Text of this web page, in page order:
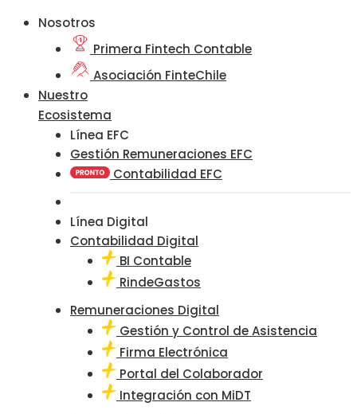
Nosotros
Primera Fintech Contable
Asociación FinteChile
Nuestro
Ecosistema
Línea EFC
Gestión Remuneraciones EFC
Contabilidad EFC
Línea Digital
Contabilidad Digital
BI Contable
RindeGastos
Remuneraciones Digital
Gestión y Control de Asistencia
Firma Electrónica
Portal del Colaborador
Integración con MiDT